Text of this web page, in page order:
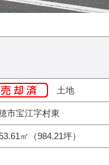
土地
市宝江字村東
㎡（984.21坪）